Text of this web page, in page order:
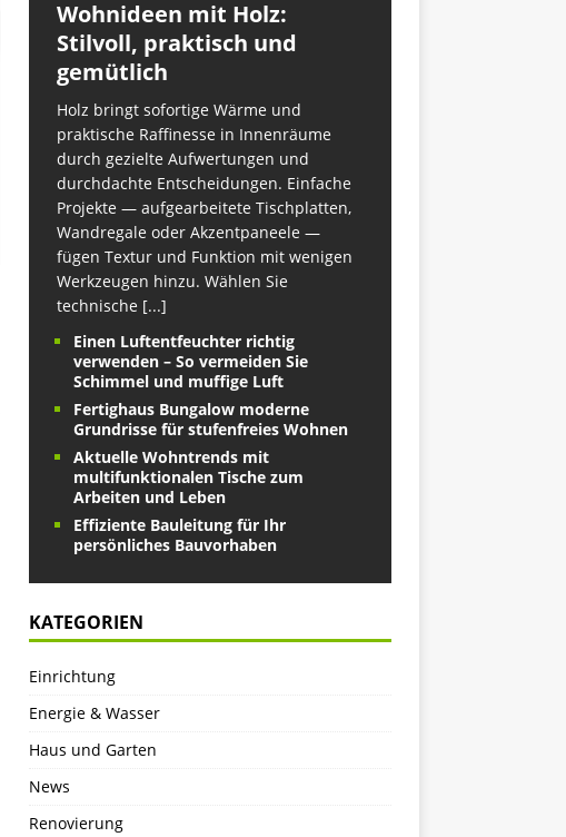
Wohnideen mit Holz:
Stilvoll, praktisch und
gemütlich
Holz bringt sofortige Wärme und
praktische Raffinesse in Innenräume
durch gezielte Aufwertungen und
durchdachte Entscheidungen. Einfache
Projekte — aufgearbeitete Tischplatten,
Wandregale oder Akzentpaneele —
fügen Textur und Funktion mit wenigen
Werkzeugen hinzu. Wählen Sie
technische [...]
Einen Luftentfeuchter richtig
verwenden – So vermeiden Sie
Schimmel und muffige Luft
Fertighaus Bungalow moderne
Grundrisse für stufenfreies Wohnen
Aktuelle Wohntrends mit
multifunktionalen Tische zum
Arbeiten und Leben
Effiziente Bauleitung für Ihr
persönliches Bauvorhaben
KATEGORIEN
Einrichtung
Energie & Wasser
Haus und Garten
News
Renovierung